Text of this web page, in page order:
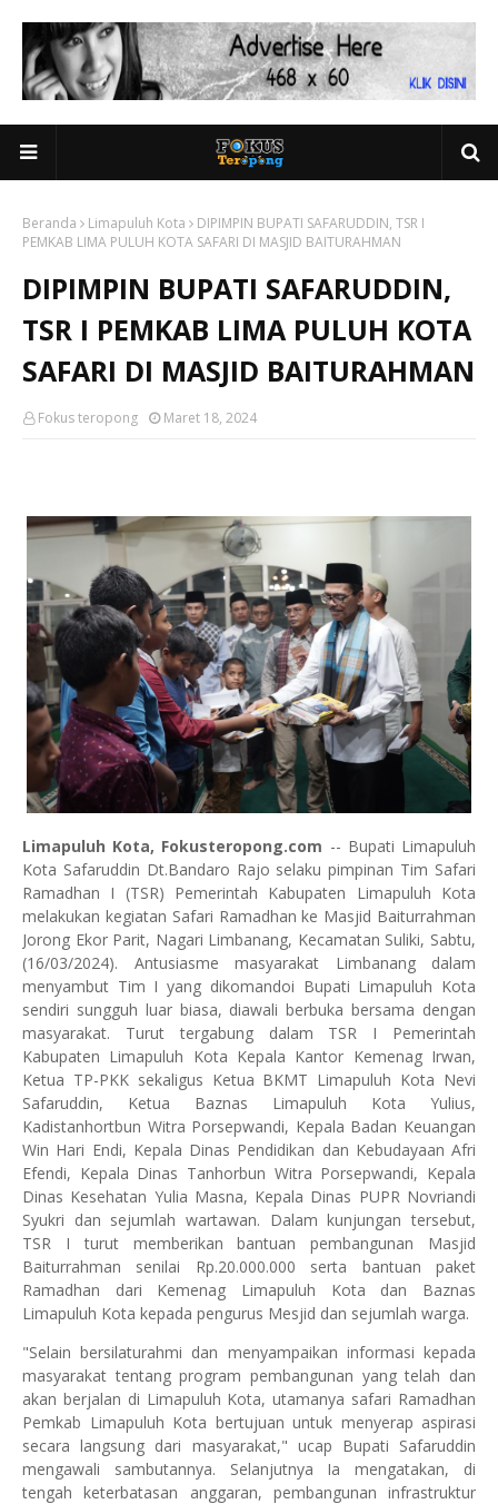
Beranda Limapuluh Kota
DIPIMPIN BUPATI SAFARUDDIN, TSR I
PEMKAB LIMA PULUH KOTA SAFARI DI MASJID BAITURAHMAN
DIPIMPIN BUPATI SAFARUDDIN,
TSR I PEMKAB LIMA PULUH KOTA
SAFARI DI MASJID BAITURAHMAN
Fokus teropong Maret 18, 2024
Limapuluh Kota, Fokusteropong.com -- Bupati Limapuluh
Kota Safaruddin Dt.Bandaro Rajo selaku pimpinan Tim Safari
Ramadhan I (TSR) Pemerintah Kabupaten Limapuluh Kota
melakukan kegiatan Safari Ramadhan ke Masjid Baiturrahman
Jorong Ekor Parit, Nagari Limbanang, Kecamatan Suliki, Sabtu,
(16/03/2024). Antusiasme masyarakat Limbanang dalam
menyambut Tim I yang dikomandoi Bupati Limapuluh Kota
sendiri sungguh luar biasa, diawali berbuka bersama dengan
masyarakat. Turut tergabung dalam TSR I Pemerintah
Kabupaten Limapuluh Kota Kepala Kantor Kemenag Irwan,
Ketua TP-PKK sekaligus Ketua BKMT Limapuluh Kota Nevi
Safaruddin, Ketua Baznas Limapuluh Kota Yulius,
Kadistanhortbun Witra Porsepwandi, Kepala Badan Keuangan
Win Hari Endi, Kepala Dinas Pendidikan dan Kebudayaan Afri
Efendi, Kepala Dinas Tanhorbun Witra Porsepwandi, Kepala
Dinas Kesehatan Yulia Masna, Kepala Dinas PUPR Novriandi
Syukri dan sejumlah wartawan. Dalam kunjungan tersebut,
TSR I turut memberikan bantuan pembangunan Masjid
Baiturrahman senilai Rp.20.000.000 serta bantuan paket
Ramadhan dari Kemenag Limapuluh Kota dan Baznas
Limapuluh Kota kepada pengurus Mesjid dan sejumlah warga.
"Selain bersilaturahmi dan menyampaikan informasi kepada
masyarakat tentang program pembangunan yang telah dan
akan berjalan di Limapuluh Kota, utamanya safari Ramadhan
Pemkab Limapuluh Kota bertujuan untuk menyerap aspirasi
secara langsung dari masyarakat," ucap Bupati Safaruddin
mengawali sambutannya. Selanjutnya Ia mengatakan, di
tengah keterbatasan anggaran, pembangunan infrastruktur